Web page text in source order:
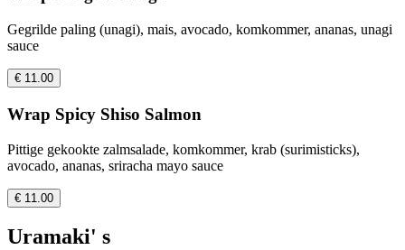
Gegrilde paling (unagi), mais, avocado, komkommer, ananas, unagi
sauce
€ 11.00
Wrap Spicy Shiso Salmon
Pittige gekookte zalmsalade, komkommer, krab (surimisticks),
avocado, ananas, sriracha mayo sauce
€ 11.00
Uramaki' s